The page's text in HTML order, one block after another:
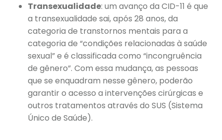
Transexualidade: um avanço da CID-11 é que
a transexualidade sai, após 28 anos, da
categoria de transtornos mentais para a
categoria de “condições relacionadas à saúde
sexual” e é classificada como “incongruência
de gênero”. Com essa mudança, as pessoas
que se enquadram nesse gênero, poderão
garantir o acesso a intervenções cirúrgicas e
outros tratamentos através do SUS (Sistema
Único de Saúde).